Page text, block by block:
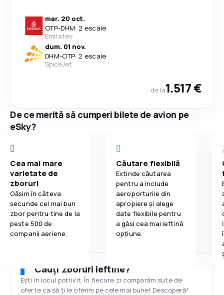
mar. 20 oct.
OTP-DHM· 2 escale
Emirates
dum. 01 nov.
DHM-OTP· 2 escale
SpiceJet
de la1.517 €
De ce merită să cumperi bilete de avion pe
eSky?
Cea mai mare
varietate de
zboruri
Găsim în câteva
secunde cel mai bun
zbor pentru tine de la
peste 500 de
companii aeriene.
Căutare flexibilă
Extinde căutarea
pentru a include
aeroporturile din
apropiere și alege
date flexibile pentru
a găsi cea mai ieftină
opțiune.
Cauți zboruri ieftine?
Ești în locul potrivit. În fiecare zi comparăm sute de
oferte ca să ți le oferim pe cele mai bune! Descoperă!